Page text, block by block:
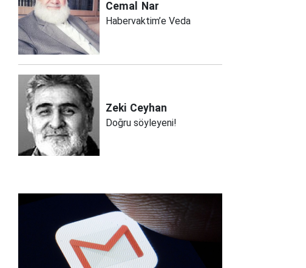
Cemal Nar
Habervaktim’e Veda
Zeki Ceyhan
Doğru söyleyeni!